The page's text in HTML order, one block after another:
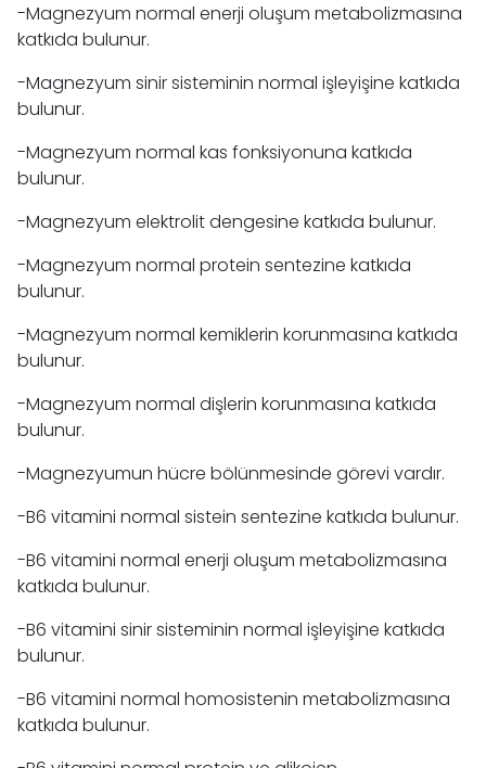
-Magnezyum normal enerji oluşum metabolizmasına
katkıda bulunur.
-Magnezyum sinir sisteminin normal işleyişine katkıda
bulunur.
-Magnezyum normal kas fonksiyonuna katkıda
bulunur.
-Magnezyum elektrolit dengesine katkıda bulunur.
-Magnezyum normal protein sentezine katkıda
bulunur.
-Magnezyum normal kemiklerin korunmasına katkıda
bulunur.
-Magnezyum normal dişlerin korunmasına katkıda
bulunur.
-Magnezyumun hücre bölünmesinde görevi vardır.
-B6 vitamini normal sistein sentezine katkıda bulunur.
-B6 vitamini normal enerji oluşum metabolizmasına
katkıda bulunur.
-B6 vitamini sinir sisteminin normal işleyişine katkıda
bulunur.
-B6 vitamini normal homosistenin metabolizmasına
katkıda bulunur.